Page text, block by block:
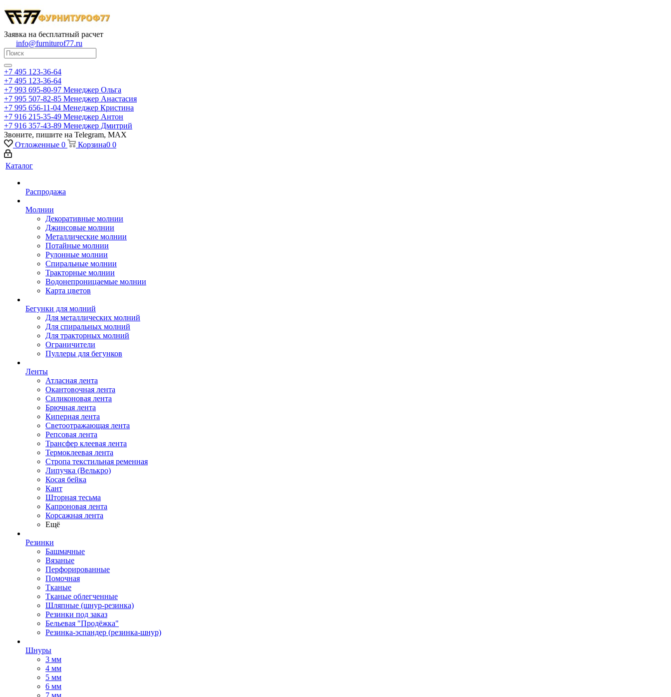
Заявка на бесплатный расчет
info@furniturof77.ru
+7 495 123-36-64
+7 495 123-36-64
+7 993 695-80-97 Менеджер Ольга
+7 995 507-82-85 Менеджер Анастасия
+7 995 656-11-04 Менеджер Кристина
+7 916 215-35-49 Менеджер Антон
+7 916 357-43-89 Менеджер Дмитрий
Звоните, пишите на Telegram, MAX
Отложенные 0 Корзина0 0
Каталог
Распродажа
Молнии
Декоративные молнии
Джинсовые молнии
Металлические молнии
Потайные молнии
Рулонные молнии
Спиральные молнии
Тракторные молнии
Водонепроницаемые молнии
Карта цветов
Бегунки для молний
Для металлических молний
Для спиральных молний
Для тракторных молний
Ограничители
Пуллеры для бегунков
Ленты
Атласная лента
Окантовочная лента
Силиконовая лента
Брючная лента
Киперная лента
Светоотражающая лента
Репсовая лента
Трансфер клеевая лента
Термоклеевая лента
Стропа текстильная ременная
Липучка (Велькро)
Косая бейка
Кант
Шторная тесьма
Капроновая лента
Корсажная лента
Ещё
Резинки
Башмачные
Вязаные
Перфорированные
Помочная
Тканые
Тканые облегченные
Шляпные (шнур-резинка)
Резинки под заказ
Бельевая "Продёжка"
Резинка-эспандер (резинка-шнур)
Шнуры
3 мм
4 мм
5 мм
6 мм
7 мм